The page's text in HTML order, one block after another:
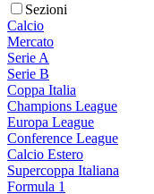
Sezioni
Calcio
Mercato
Serie A
Serie B
Coppa Italia
Champions League
Europa League
Conference League
Calcio Estero
Supercoppa Italiana
Formula 1